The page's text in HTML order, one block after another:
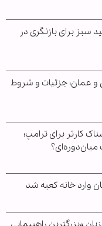
برای بازنگری در
و عمان؛ جزئیات و شروط
کارتر برای ترامپ؛
میان‌دوره‌ای؟
وارد خانه کعبه شد